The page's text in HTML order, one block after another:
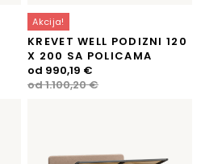
Akcija!
KREVET WELL PODIZNI 120
X 200 SA POLICAMA
od1.100,20€
Izvorna
cijena
od 990,19 €
Trenutna
cijena